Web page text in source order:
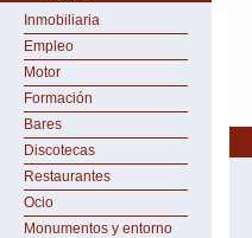
Inmobiliaria
Empleo
Motor
Formación
Bares
Discotecas
Restaurantes
Ocio
Monumentos y entorno